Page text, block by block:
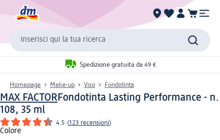
Inserisci qui la tua ricerca
Spedizione gratuita da 49 €
Homepage Make-up Viso Fondotinta
MAX FACTORFondotinta Lasting Performance - n.
108, 35 ml
4.5 (123 recensioni)
Colore